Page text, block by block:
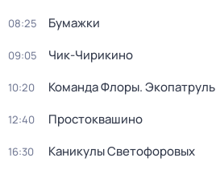
08:25 Бумажки
09:05 Чик-Чирикино
10:20 Команда Флоры. Экопатруль
12:40 Простоквашино
16:30 Каникулы Светофоровых